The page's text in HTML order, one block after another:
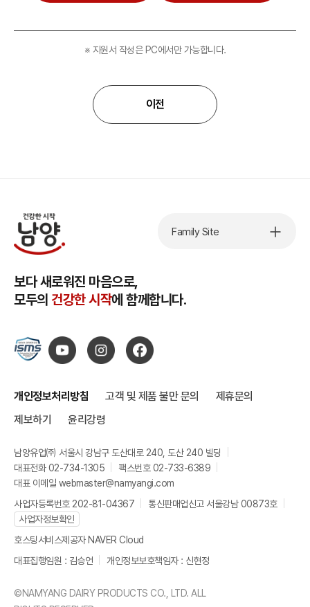
※ 지원서 작성은 PC에서만 가능합니다.
이전
보다 새로워진 마음으로,
모두의 건강한 시작에 함께합니다.
Family Site
개인정보처리방침 고객 및 제품 불만 문의
제휴문의
제보하기
윤리강령
남양유업㈜ 서울시 강남구 도산대로 240, 도산 240 빌딩
대표전화 02-734-1305
팩스번호 02-733-6389
대표 이메일 webmaster@namyangi.com
사업자등록번호 202-81-04367
통신판매업신고 서울강남 00873호
사업자정보확인
호스팅서비스제공자 NAVER Cloud
대표집행임원 : 김승언
개인정보보호책임자 : 신현정
©NAMYANG DAIRY PRODUCTS CO., LTD. ALL